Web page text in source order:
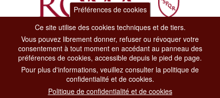
Dipartimento Grandi Eventi, Sport, Turismo e Moda.
Via di San Basilio, 51
00187 Roma
CONTACT CENTER TEL. 06 06 08
Préférences de cookies
Ce site utilise des cookies techniques et de tiers.
Vous pouvez librement donner, refuser ou révoquer votre
consentement à tout moment en accédant au panneau des
préférences de cookies, accessible depuis le pied de page.
Pour plus d'informations, veuillez consulter la politique de
confidentialité et de cookies.
Politique de confidentialité et de cookies